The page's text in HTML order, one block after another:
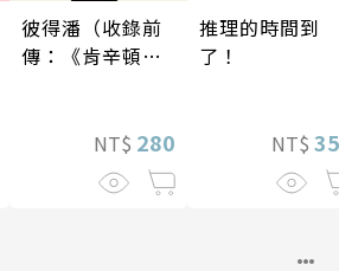
彼得潘（收錄前
傳：《肯辛頓花
NT$ 280
推理的時間到
了！
NT$